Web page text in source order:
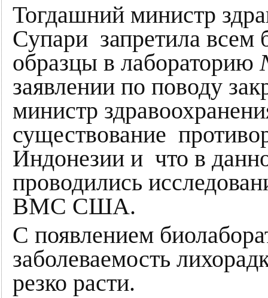
Тогдашний министр
Супари запретила всем
образцы в лабораторию
заявлении по поводу
министр
существование
Индонезии и что в
проводились
ВМС США.
С появлением
заболеваемость
резко расти.